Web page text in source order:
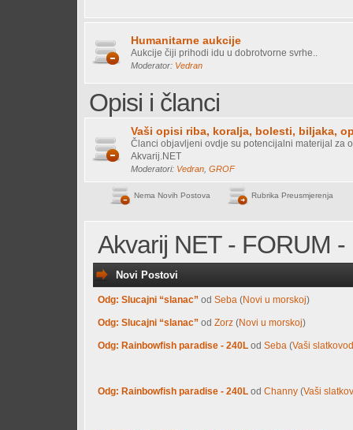
Humanitarne aukcije
Aukcije čiji prihodi idu u dobrotvorne svrhe..
Moderator: Vedran
Opisi i članci
Vaši opisi riba, koralja, bolesti, biljaka,
Članci objavljeni ovdje su potencijalni materijal za
Akvarij.NET
Moderatori: Vedran GROF
Nema Novih Postova Rubrika Preusmjerenja
Akvarij NET - FORUM
Novi Postovi
Odg: Slucajni “slanac” od Seba (Novi u morskoj)
Odg: Slucajni “slanac” od Zorz (Novi u morskoj)
Odg: Rainbowfish paradise - 240L od Seba (Vaši
Odg: Rainbowfish paradise - 240L od Channy (Vaši